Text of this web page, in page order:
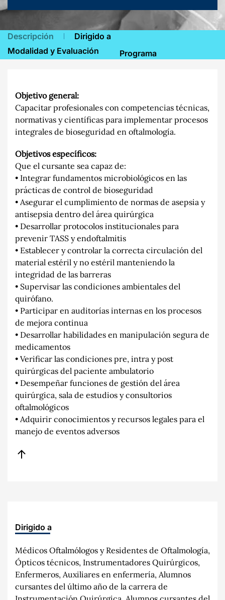
Descripción
Dirigido a
Modalidad y Evaluación
Programa
Objetivo general:
Capacitar profesionales con competencias técnicas,
normativas y científicas para implementar procesos
integrales de bioseguridad en oftalmología.
Objetivos específicos:
Que el cursante sea capaz de:
• Integrar fundamentos microbiológicos en las
prácticas de control de bioseguridad
• Asegurar el cumplimiento de normas de asepsia y
antisepsia dentro del área quirúrgica
• Desarrollar protocolos institucionales para
prevenir TASS y endoftalmitis
• Establecer y controlar la correcta circulación del
material estéril y no estéril manteniendo la
integridad de las barreras
• Supervisar las condiciones ambientales del
quirófano.
• Participar en auditorías internas en los procesos
de mejora continua
• Desarrollar habilidades en manipulación segura de
medicamentos
• Verificar las condiciones pre, intra y post
quirúrgicas del paciente ambulatorio
• Desempeñar funciones de gestión del área
quirúrgica, sala de estudios y consultorios
oftalmológicos
• Adquirir conocimientos y recursos legales para el
manejo de eventos adversos
Dirigido a
Médicos Oftalmólogos y Residentes de Oftalmología,
Ópticos técnicos, Instrumentadores Quirúrgicos,
Enfermeros, Auxiliares en enfermería, Alumnos
cursantes del último año de la carrera de